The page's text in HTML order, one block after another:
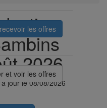
2026
jour le 08/08/2026
recevoir les offres
et voir les offres